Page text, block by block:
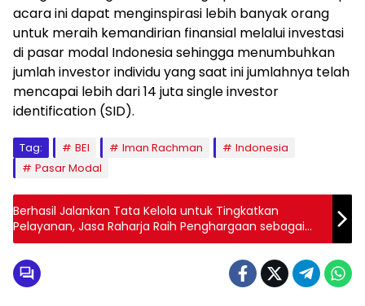
acara ini dapat menginspirasi lebih banyak orang
untuk meraih kemandirian finansial melalui investasi
di pasar modal Indonesia sehingga menumbuhkan
jumlah investor individu yang saat ini jumlahnya telah
mencapai lebih dari 14 juta single investor
identification (SID).
Tag: BEI Iman Rachman
Indonesia
Pasar Modal
Berhasil Jalankan Tata Kelola untuk Tingkatkan
Pelayanan, Jasa Raharja Raih Penghargaan sebagai
Best BUMN Awards 2024